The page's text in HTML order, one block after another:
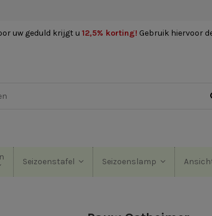
uw geduld krijgt u 12,5% korting! Gebruik hiervoor
Seizoenstafel Seizoenslamp